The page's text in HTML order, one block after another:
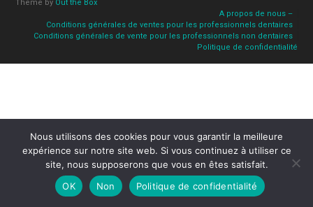
Theme by Out the Box
A propos de nous –
Conditions générales de ventes pour les professionnels dentaires
Conditions générales de vente pour les professionnels non dentaires
Politique de confidentialité
Nous utilisons des cookies pour vous garantir la meilleure
expérience sur notre site web. Si vous continuez à utiliser ce
site, nous supposerons que vous en êtes satisfait.
OK
Non Politique de confidentialité